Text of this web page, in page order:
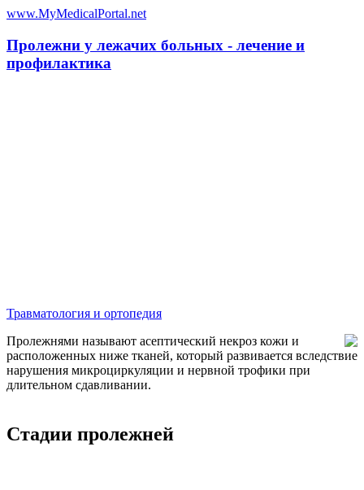
www.MyMedicalPortal.net
Пролежни у лежачих больных - лечение и
профилактика
Травматология и ортопедия
Пролежнями называют асептический некроз кожи и
расположенных ниже тканей, который развивается вследствие
нарушения микроциркуляции и нервной трофики при
длительном сдавливании.
Стадии пролежней